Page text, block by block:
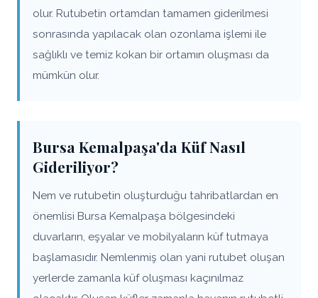
olur. Rutubetin ortamdan tamamen giderilmesi
sonrasında yapılacak olan ozonlama işlemi ile
sağlıklı ve temiz kokan bir ortamın oluşması da
mümkün olur.
Bursa Kemalpaşa'da Küf Nasıl
Gideriliyor?
Nem ve rutubetin oluşturduğu tahribatlardan en
önemlisi Bursa Kemalpaşa bölgesindeki
duvarların, eşyalar ve mobilyaların küf tutmaya
başlamasıdır. Nemlenmiş olan yani rutubet oluşan
yerlerde zamanla küf oluşması kaçınılmaz